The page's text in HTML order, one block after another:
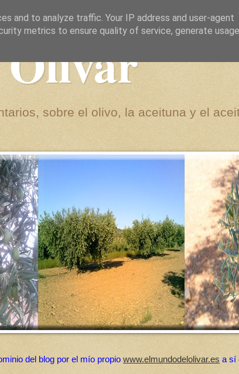
Olivar
sobre el olivo, la aceituna y el
del blog por el mío propio www.elmundodelolivar.es a sí
and to analyze traffic. Your IP address and user-agent
metrics to ensure quality of service, generate usage